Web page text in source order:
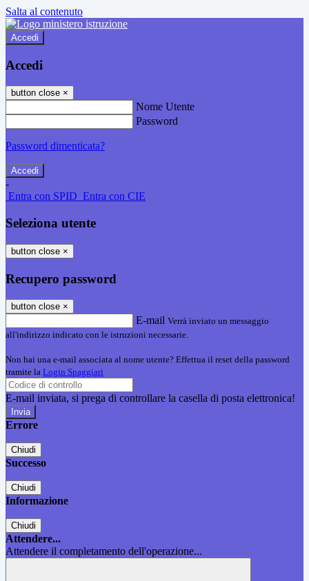
Salta al contenuto
Accedi
Accedi
button close ×
Nome Utente
Password
Password dimenticata?
-
Entra con SPID Entra con CIE
Seleziona utente
button close ×
Recupero password
button close ×
E-mail Verrà inviato un messaggio
all'indirizzo indicato con le istruzioni necessarie.
Non hai una e-mail associata al nome utente? Effettua il reset della password
tramite la Login Spaggiari
E-mail inviata, si prega di controllare la casella di posta elettronica!
Errore
Chiudi
Successo
Chiudi
Informazione
Chiudi
Attendere...
Attendere il completamento dell'operazione...